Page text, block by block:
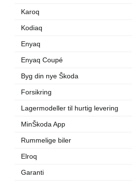
Karoq
Kodiaq
Enyaq
Enyaq Coupé
Byg din nye Škoda
Forsikring
Lagermodeller til hurtig levering
MinŠkoda App
Rummelige biler
Elroq
Garanti